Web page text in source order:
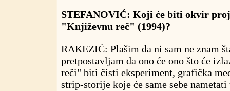
STEFANOVIĆ: Koji će biti okvir
"Književnu reč" (1994)?
RAKEZIĆ: Plašim da ni sam ne znam
pretpostavljam da ono će ono što će
reči" biti čisti eksperiment, grafička
strip-storije koje će same sebe nametati